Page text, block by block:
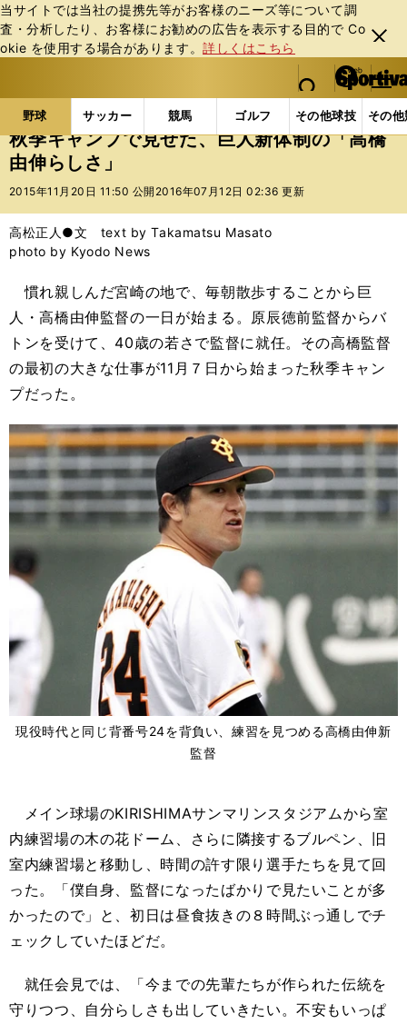
当サイトでは当社の提携先等がお客様のニーズ等について調
査・分析したり、お客様にお勧めの広告を表⽰する⽬的で Co
okie を使⽤する場合があります。詳しくはこちら
閉じ
る
web Sportiva (webスポルティーバ)
検索
マイペ
ー
ジ
メニュ
野球 サッカー 競馬 ゴルフ その他球技 その
b
ス
ポ
ル
バ
野球の記事一覧 プロ野球 秋季キャンプで見せた、
秋季キャンプで見せた、巨人新体制の「高橋
由伸らしさ」
2015年11月20日 11:50 公開 2016年07月12日 02:36 更新
高松正人●文 text by Takamatsu Masato
photo by Kyodo News
慣れ親しんだ宮崎の地で、毎朝散歩することから巨
人・高橋由伸監督の一日が始まる。原辰徳前監督からバ
トンを受けて、40歳の若さで監督に就任。その高橋監督
の最初の大きな仕事が11月７日から始まった秋季キャン
プだった。
現役時代と同じ背番号24を背負い、練習を見つめる高橋由伸新
監督
メイン球場のKIRISHIMAサンマリンスタジアムから室
内練習場の木の花ドーム、さらに隣接するブルペン、旧
室内練習場と移動し、時間の許す限り選手たちを見て回
った。「僕自身、監督になったばかりで見たいことが多
かったので」と、初日は昼食抜きの８時間ぶっ通しでチ
ェックしていたほどだ。
就任会見では、「今までの先輩たちが作られた伝統を
守りつつ、自分らしさも出していきたい。不安もいっぱ